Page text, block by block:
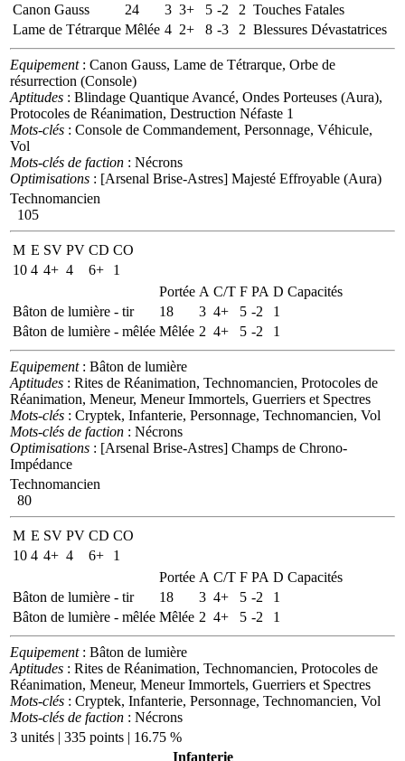
Canon Gauss
24 3 3+ 5 -2 2 Touches Fatales
Lame de Tétrarque Mêlée 4 2+ 8 -3 2 Blessures Dévastatrices
Equipement: Canon Gauss, Lame de Tétrarque, Orbe de
résurrection (Console)
Aptitudes : Blindage Quantique Avancé, Ondes Porteuses (Aura),
Protocoles de Réanimation, Destruction Néfaste 1
Mots-clés : Console de Commandement, Personnage, Véhicule,
Vol
Mots-clés de faction : Nécrons
Optimisations : [Arsenal Brise-Astres] Majesté Effroyable (Aura)
Technomancien
105
M E SV PV CD CO
10 4 4+ 4 6+
1
Portée A C/T F PA D Capacités
Bâton de lumière - tir
18 3 4+ 5 -2
1
Bâton de lumière - mêlée Mêlée 2 4+ 5 -2 1
Equipement: Bâton de lumière
Aptitudes : Rites de Réanimation, Technomancien, Protocoles de
Réanimation, Meneur, Meneur Immortels, Guerriers et Spectres
Mots-clés : Cryptek, Infanterie, Personnage, Technomancien, Vol
Mots-clés de faction : Nécrons
Optimisations : [Arsenal Brise-Astres] Champs de Chrono-
Impédance
Technomancien
80
M E SV PV CD CO
10 4 4+ 4 6+
1
Portée A C/T F PA D Capacités
Bâton de lumière - tir
18 3 4+ 5 -2
1
Bâton de lumière - mêlée Mêlée 2 4+ 5 -2 1
Equipement: Bâton de lumière
Aptitudes : Rites de Réanimation, Technomancien, Protocoles de
Réanimation, Meneur, Meneur Immortels, Guerriers et Spectres
Mots-clés : Cryptek, Infanterie, Personnage, Technomancien, Vol
Mots-clés de faction : Nécrons
3 unités | 335 points | 16.75 %
Infanterie